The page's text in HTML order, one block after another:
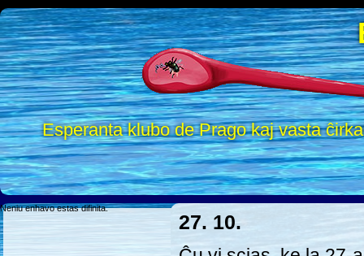
Esperanta klubo de Prago kaj vasta
Neniu enhavo estas difinita.
27. 10.